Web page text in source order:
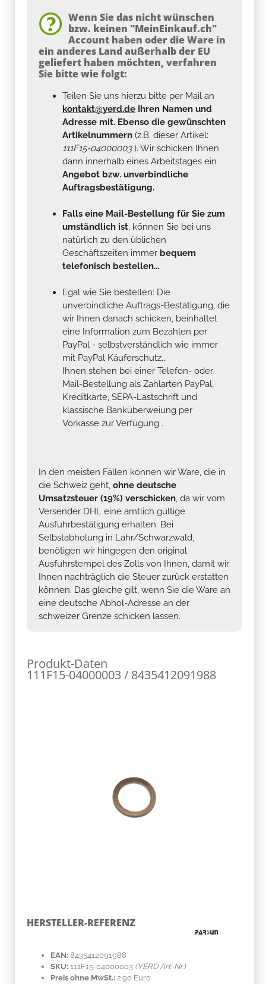
Wenn Sie das nicht wünschen
bzw. keinen "MeinEinkauf.ch"
Account haben oder die Ware in
ein anderes Land außerhalb der EU
geliefert haben möchten, verfahren
Sie bitte wie folgt:
Teilen Sie uns hierzu bitte per Mail an
kontakt@yerd.de Ihren Namen und
Adresse mit. Ebenso die gewünschten
Artikelnummern (z.B. dieser Artikel:
111F15-04000003). Wir schicken Ihnen
dann innerhalb eines Arbeitstages ein
Angebot bzw. unverbindliche
Auftragsbestätigung.
Falls eine Mail-Bestellung für Sie zum
umständlich ist, können Sie bei uns
natürlich zu den üblichen
Geschäftszeiten immer bequem
telefonisch bestellen...
Egal wie Sie bestellen: Die
unverbindliche Auftrags-Bestätigung, die
wir Ihnen danach schicken, beinhaltet
eine Information zum Bezahlen per
PayPal - selbstverständlich wie immer
mit PayPal Käuferschutz...
Ihnen stehen bei einer Telefon- oder
Mail-Bestellung als Zahlarten PayPal,
Kreditkarte, SEPA-Lastschrift und
klassische Banküberweiung per
Vorkasse zur Verfügung .
In den meisten Fällen können wir Ware, die in
die Schweiz geht, ohne deutsche
Umsatzsteuer (19%) verschicken, da wir vom
Versender DHL eine amtlich gültige
Ausfuhrbestätigung erhalten. Bei
Selbstabholung in Lahr/Schwarzwald,
benötigen wir hingegen den original
Ausfuhrstempel des Zolls von Ihnen, damit wir
Ihnen nachträglich die Steuer zurück erstatten
können. Das gleiche gilt, wenn Sie die Ware an
eine deutsche Abhol-Adresse an der
schweizer Grenze schicken lassen.
Produkt-Daten
111F15-04000003 / 8435412091988
HERSTELLER-REFERENZ
EAN: 8435412091988
SKU: 111F15-04000003 (YERD Art-Nr.)
Preis ohne MwSt.: 2.90 Euro